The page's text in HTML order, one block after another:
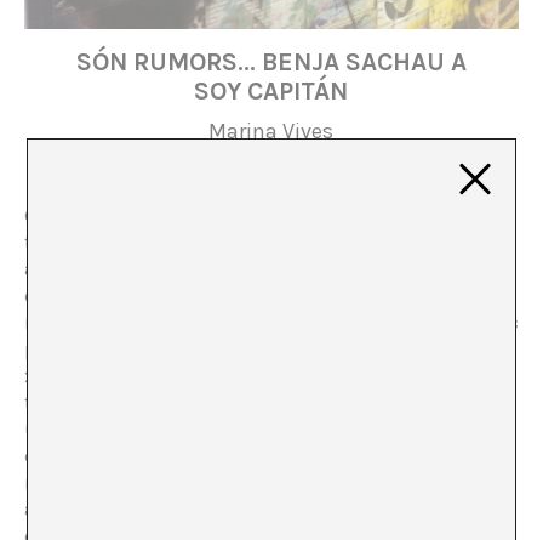
SÓN RUMORS… BENJA SACHAU A
SOY CAPITÁN
Marina Vives
Com una respiració aliena rere l’orella, així se sent el
títol de la segona exposició individual de Benja Sachau
a la galeria Soy Capitán de Berlín.
conté i
rumors, aquesta troupe de veritats possibles, tenen lloc
per la majoria de nosaltres en el menyspreat rang de les
xafarderies entre veïns, o succedanis, però podrien ser
també, i per què no, llar per a una justa semi-certesa,
una possible realitat, molt més factible, de fet, que
qualsevol veritat absoluta. Sachau toca temes
recurrents: què és la veritat (o per què considerem que
alguna cosa ho és); què és ciència; què és mite; on